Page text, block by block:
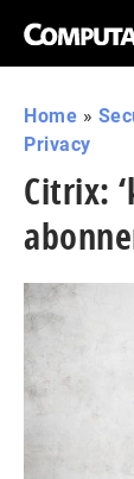
Home »
Privacy
Citrix: